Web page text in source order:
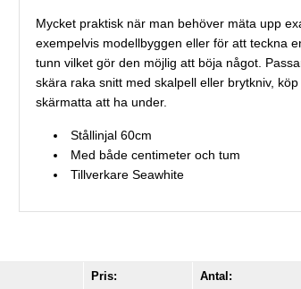
Mycket praktisk när man behöver mäta upp
exempelvis modellbyggen eller för att teckna
tunn vilket gör den möjlig att böja något.
skära raka snitt med skalpell eller brytkniv,
skärmatta att ha under.
Stållinjal 60cm
Med både centimeter och tum
Tillverkare Seawhite
Pris: Antal: